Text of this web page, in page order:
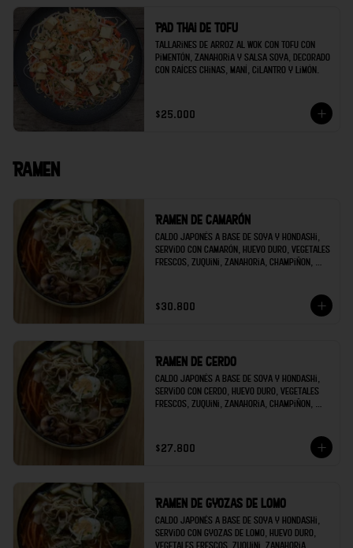
Pad thai de tofu
Tallarines de arroz al wok con tofu con
pimentón, zanahoria y salsa soya, decorado
con raíces chinas, maní, cilantro y limón.
$25.000
Ramen
Ramen de camarón
Caldo japonés a base de soya y hondashi,
servido con camarón, huevo duro, vegetales
frescos, zuquini, zanahoria, champiñon,
$30.800
Ramen de cerdo
Caldo japonés a base de soya y hondashi,
servido con cerdo, huevo duro, vegetales
frescos, zuquini, zanahoria, champiñon,
$27.800
Ramen de gyozas de lomo
Caldo japonés a base de soya y hondashi,
servido con gyozas de lomo, huevo duro,
vegetales frescos, zuquini, zanahoria,